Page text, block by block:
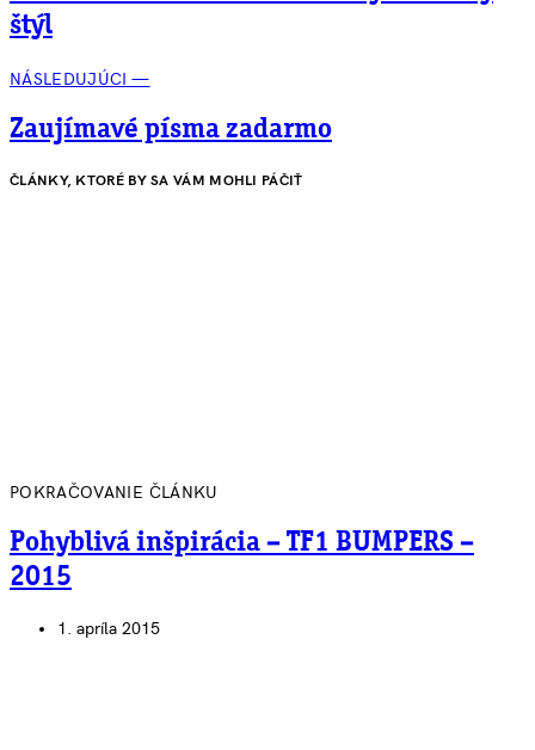
štýl
NÁSLEDUJÚCI —
Zaujímavé písma zadarmo
ČLÁNKY, KTORÉ BY SA VÁM MOHLI PÁČIŤ
POKRAČOVANIE ČLÁNKU
Pohyblivá inšpirácia – TF1 BUMPERS –
2015
1. apríla 2015